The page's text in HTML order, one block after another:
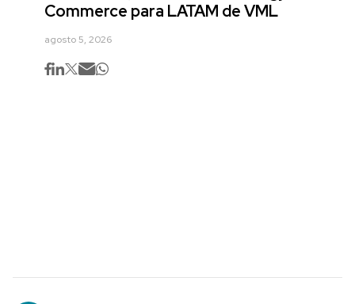
Commerce para LATAM de VML
agosto 5, 2026